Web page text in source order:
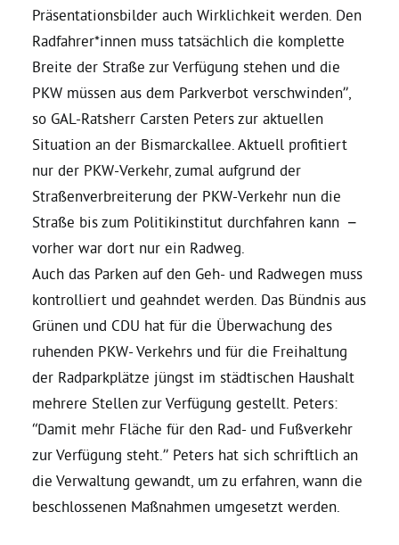
Ratsmitglieder 2025 – 2030
Ratsanträge
Bezirksvertretungen
Aktiv werden
Termine
Arbeitsgruppen
Kommunalpolitik
Präsentationsbilder auch Wirklichkeit werden. Den
Radfahrer*innen muss tatsächlich die komplette
Breite der Straße zur Verfügung stehen und die
PKW müssen aus dem Parkverbot verschwinden”,
so GAL-Ratsherr Carsten Peters zur aktuellen
Situation an der Bismarckallee. Aktuell profitiert
nur der PKW-Verkehr, zumal aufgrund der
Straßenverbreiterung der PKW-Verkehr nun die
Straße bis zum Politikinstitut durchfahren kann –
vorher war dort nur ein Radweg.
Auch das Parken auf den Geh- und Radwegen muss
kontrolliert und geahndet werden. Das Bündnis aus
Grünen und CDU hat für die Überwachung des
ruhenden PKW- Verkehrs und für die Freihaltung
der Radparkplätze jüngst im städtischen Haushalt
mehrere Stellen zur Verfügung gestellt. Peters:
“Damit mehr Fläche für den Rad- und Fußverkehr
zur Verfügung steht.” Peters hat sich schriftlich an
die Verwaltung gewandt, um zu erfahren, wann die
beschlossenen Maßnahmen umgesetzt werden.